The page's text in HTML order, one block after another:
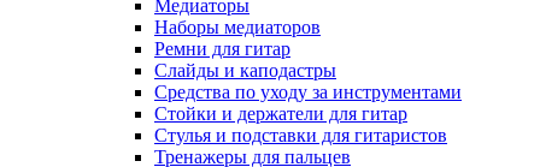
Медиаторы
Наборы медиаторов
Ремни для гитар
Слайды и каподастры
Средства по уходу за инструментами
Стойки и держатели для гитар
Стулья и подставки для гитаристов
Тренажеры для пальцев